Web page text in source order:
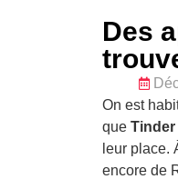
Des
On est
que Tinder
leur place.
encore de